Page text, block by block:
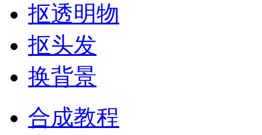
抠透明物
抠头发
换背景
合成教程